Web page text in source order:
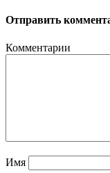
Отправить
Комментарии
Имя